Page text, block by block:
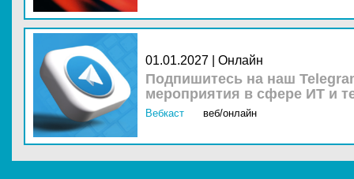
01.01.2027 | Онлайн
Подпишитесь на наш
мероприятия в сфере ИТ и
Вебкаст веб/онлайн